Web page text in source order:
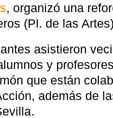
, organizó una
(Pl. de las
asistieron
y
que están
además de